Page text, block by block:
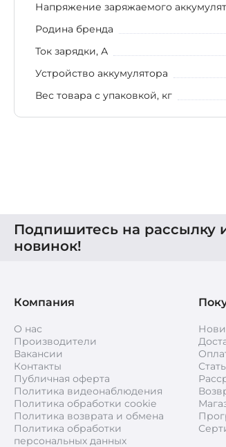
Напряжение заряжаемого
Родина бренда
Ток зарядки, А
Устройство аккумулятора
Вес товара с упаковкой, кг
Подпишитесь на рассылку
новинок!
Компания
О нас
Производители
Вакансии
Контакты
Публичная оферта
Политика видеонаблюдения
Политика обработки cookie
Политика возврата и обмена
Политика обработки
персональных данных